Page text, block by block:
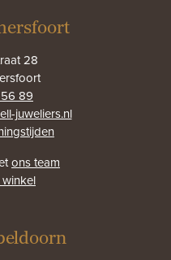
28
89
juweliers.nl
ons team